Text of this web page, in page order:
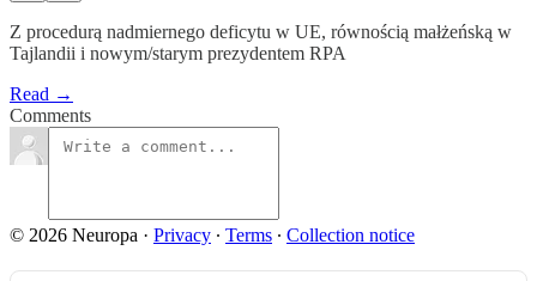
Z procedurą nadmiernego deficytu w UE, równością małżeńską w
Tajlandii i nowym/starym prezydentem RPA
Read →
Comments
© 2026 Neuropa · Privacy ∙ Terms ∙ Collection notice